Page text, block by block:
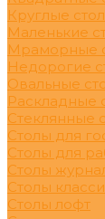
Круглые
Маленькие
Мраморные
Недорогие
Овальные
Раскладные
Стеклянные
Столы для
Столы для
Столы
Столы
Столы лофт